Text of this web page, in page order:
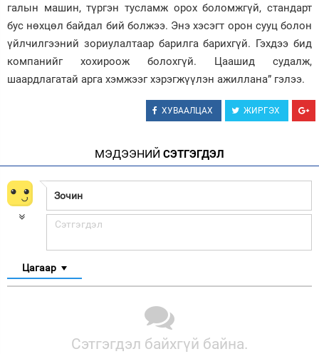
галын машин, түргэн тусламж орох боломжгүй, стандарт
бус нөхцөл байдал бий болжээ. Энэ хэсэгт орон сууц болон
үйлчилгээний зориулалтаар барилга барихгүй. Гэхдээ бид
компанийг хохироож болохгүй. Цаашид судалж,
шаардлагатай арга хэмжээг хэрэгжүүлэн ажиллана” гэлээ.
ХУВААЛЦАХ ЖИРГЭХ
МЭДЭЭНИЙ СЭТГЭГДЭЛ
Цагаар
Сэтгэгдэл байхгүй байна.